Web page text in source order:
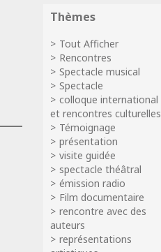
Thèmes
Tout Afficher
Rencontres
Spectacle musical
Spectacle
colloque international
et rencontres culturelles
Témoignage
présentation
visite guidée
spectacle théâtral
émission radio
Film documentaire
rencontre avec des
auteurs
représentations